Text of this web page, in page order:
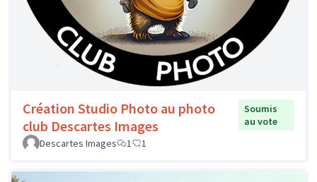
Création Studio Photo au photo
club Descartes Images
Soumis
au vote
Descartes Images
1 1